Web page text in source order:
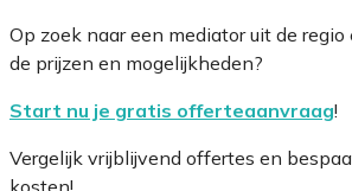
Op zoek naar een mediator uit de
de prijzen en mogelijkheden?
Start nu je gratis offerteaanvraag!
Vergelijk vrijblijvend offertes en
kosten!